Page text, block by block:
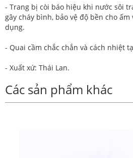
- Trang bị còi báo hiệu khi nước sôi
gây cháy bình, bảo vệ độ bền cho
dụng.
- Quai cầm chắc chắn và cách nhiệt
- Xuất xứ: Thái Lan.
Các sản phẩm khác